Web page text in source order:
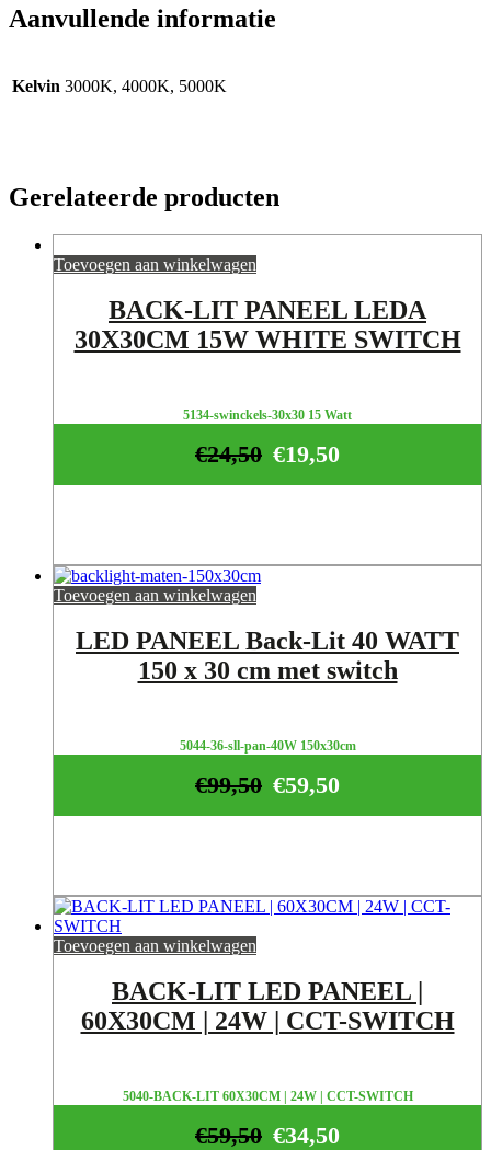
Aanvullende informatie
Kelvin 3000K, 4000K, 5000K
Gerelateerde producten
Toevoegen aan winkelwagen
BACK-LIT PANEEL LEDA
30X30CM 15W WHITE SWITCH
5134-swinckels-30x30 15 Watt
€19,50
€24,50
Toevoegen aan winkelwagen
LED PANEEL Back-Lit 40 WATT
150 x 30 cm met switch
5044-36-sll-pan-40W 150x30cm
€59,50
€99,50
Toevoegen aan winkelwagen
BACK-LIT LED PANEEL |
60X30CM | 24W | CCT-SWITCH
5040-BACK-LIT 60X30CM | 24W | CCT-SWITCH
€34,50
€59,50